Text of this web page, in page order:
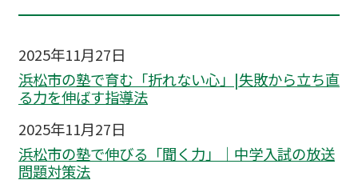
2025年11月27日
浜松市の塾で育む「折れない心」|失敗から立ち直
る力を伸ばす指導法
2025年11月27日
浜松市の塾で伸びる「聞く力」｜中学入試の放送
問題対策法